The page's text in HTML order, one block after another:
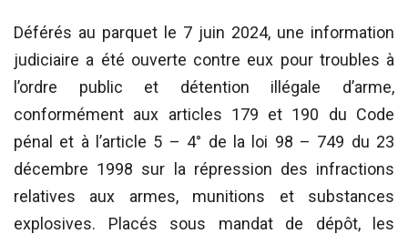
Déférés au parquet le 7 juin 2024, une information
judiciaire a été ouverte contre eux pour troubles à
l’ordre public et détention illégale d’arme,
conformément aux articles 179 et 190 du Code
pénal et à l’article 5 – 4° de la loi 98 – 749 du 23
décembre 1998 sur la répression des infractions
relatives aux armes, munitions et substances
explosives. Placés sous mandat de dépôt, les